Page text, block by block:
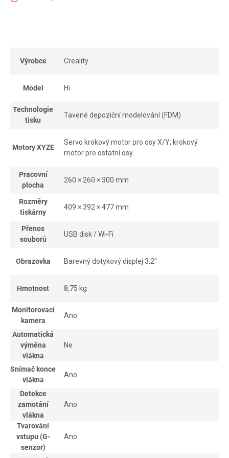
Výrobce Creality
Model Hi
Technologie
tisku
Tavené depoziční modelování (FDM)
Motory XYZE
Servo krokový motor pro osy X/Y; krokový
motor pro ostatní osy.
Pracovní
plocha
260 × 260 × 300 mm
Rozměry
tiskárny
409 × 392 × 477 mm
Přenos
souborů
USB disk / Wi-Fi
Obrazovka Barevný dotykový displej 3,2"
Hmotnost 8,75 kg
Monitorovací
kamera
Ano
Automatická
výměna
vlákna
Ne
Snímač konce
vlákna
Ano
Detekce
zamotání
vlákna
Ano
Tvarování
vstupu (G-
senzor)
Ano